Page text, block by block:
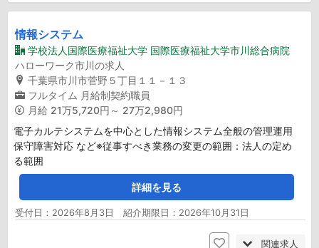
情報システム
学校法人国際医療福祉大学 国際医療福祉大学市川総合病院
ハローワーク市川の求人
千葉県市川市菅野５丁目１１－１３
フルタイム 月給制契約職員
月給 21万5,720円～ 27万2,980円
電子カルテシステムを中心とした情報システム全般の管理運用
保守障害対応 など※従事すべき業務の変更の範囲：法人の定め
る範囲
詳細を見る
受付日：2026年8月3日 紹介期限日：2026年10月31日
関連求人